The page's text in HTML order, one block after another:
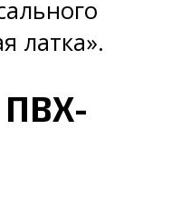
латка».
ПВХ-